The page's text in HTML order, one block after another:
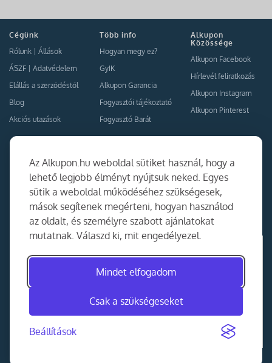
Az Alkupon.hu weboldal sütiket használ, hogy a
lehető legjobb élményt nyújtsuk neked. Egyes
sütik a weboldal működéséhez szükségesek,
mások segítenek megérteni, hogyan használod
az oldalt, és személyre szabott ajánlatokat
mutatnak. Válaszd ki, mit engedélyezel.
Mindet elfogadom
Csak a szükségeseket
Beállítások
Cégünk
Rólunk
Állások
ÁSZF
Adatvédelem
Elállás a szerződéstől
Blog
Akciós utazások
Több info
Hogyan megy ez?
GyIK
Alkupon Garancia
Fogyasztói tájékoztató
Fogyasztó Barát
Alkupon
Közössége
Alkupon Facebook
Hírlevél feliratkozás
Alkupon Instagram
Alkupon Pinterest
Együttműködés
Kapcsolat
Ajánlj nekünk!
Partner Belépés